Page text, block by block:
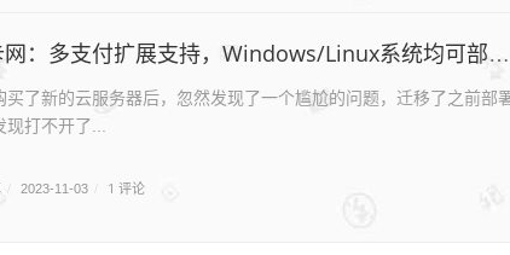
支付扩展支持，Windows/Linux系统均可部署，尽享二次元风格的无限可能！
了新的云服务器后，忽然发现了一个尴尬的问题，迁移了之前部
打不开了...
2023-11-03 1 评论